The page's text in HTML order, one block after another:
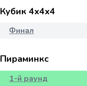
Кубик 4x4x4
Финал
Пираминкс
1-й раунд